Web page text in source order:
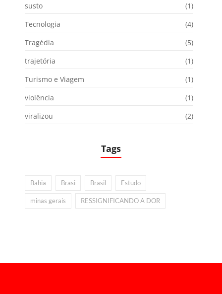
susto
(1)
Tecnologia
(4)
Tragédia
(5)
trajetória
(1)
Turismo e Viagem
(1)
violência
(1)
viralizou
(2)
Tags
Bahia Brasi Brasil Estudo
minas gerais RESSIGNIFICANDO A DOR